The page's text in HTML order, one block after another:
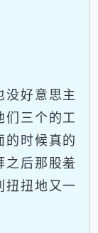
没好意思主
们三个的工
的时候真的
之后那股羞
扭扭地又一